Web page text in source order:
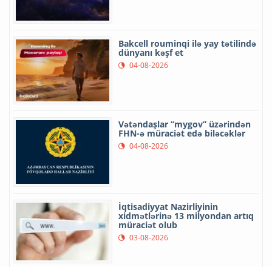
Bakcell rouminqi ilə yay tətilində
dünyanı kəşf et
04-08-2026
Vətəndaşlar “mygov” üzərindən
FHN-ə müraciət edə biləcəklər
04-08-2026
İqtisadiyyat Nazirliyinin
xidmətlərinə 13 milyondan artıq
müraciət olub
03-08-2026